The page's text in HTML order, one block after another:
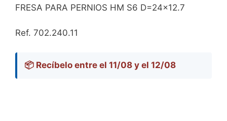
FRESA PARA PERNIOS HM S6 D=24×12.7
Ref. 702.240.11
📦 Recíbelo entre el 11/08 y el 12/08